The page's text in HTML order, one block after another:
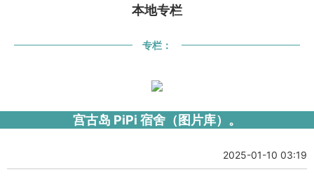
本地专栏
专栏：
宫古岛 PiPi 宿舍（图片库）。
2025-01-10 03:19